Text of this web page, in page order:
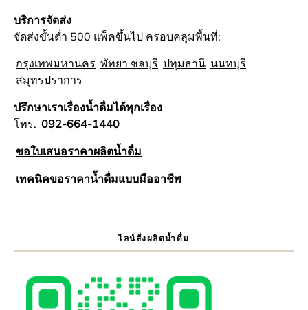
บริการจัดส่ง
จัดส่งขั้นต่ำ 500 แพ็คขึ้นไป ครอบคลุมพื้นที่:
กรุงเทพมหานคร พัทยา ชลบุรี ปทุมธานี นนทบุรี
สมุทรปราการ
ปรึกษาเราเรื่องน้ำดื่มได้ทุกเรื่อง
โทร. 092-664-1440
ขอใบเสนอราคาผลิตน้ำดื่ม
เทคนิคขอราคาน้ำดื่มแบบมืออาชีพ
ไลน์สั่งผลิตน้ำดื่ม